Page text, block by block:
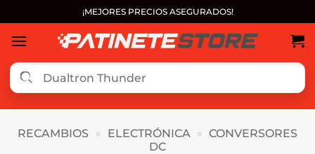
al
contenido
¡MEJORES PRECIOS ASEGURADOS!
RECAMBIOS » ELECTRÓNICA » CONVERSORES
DC